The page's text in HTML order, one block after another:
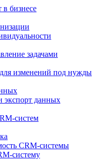
в бизнесе
задачами
изменений под нужды
экспорт данных
систем
CRM-системы
систему